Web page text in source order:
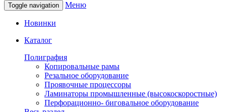
Toggle navigation Меню
Новинки
Каталог
Полиграфия
Копировальные рамы
Резальное оборудование
Проявочные процессоры
Ламинаторы промышленные (высокоскоростные)
Перфорационно- биговальное оборудование